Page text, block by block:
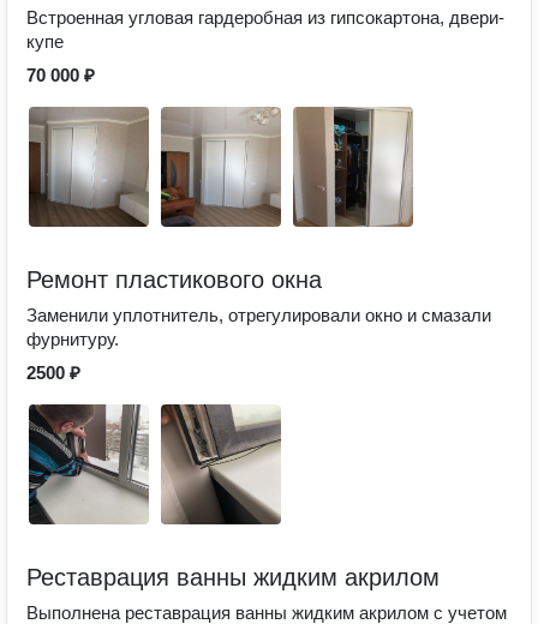
Встроенная угловая гардеробная из гипсокартона, двери-
купе
70 000 ₽
Ремонт пластикового окна
Заменили уплотнитель, отрегулировали окно и смазали
фурнитуру.
2500 ₽
Реставрация ванны жидким акрилом
Выполнена реставрация ванны жидким акрилом с учетом